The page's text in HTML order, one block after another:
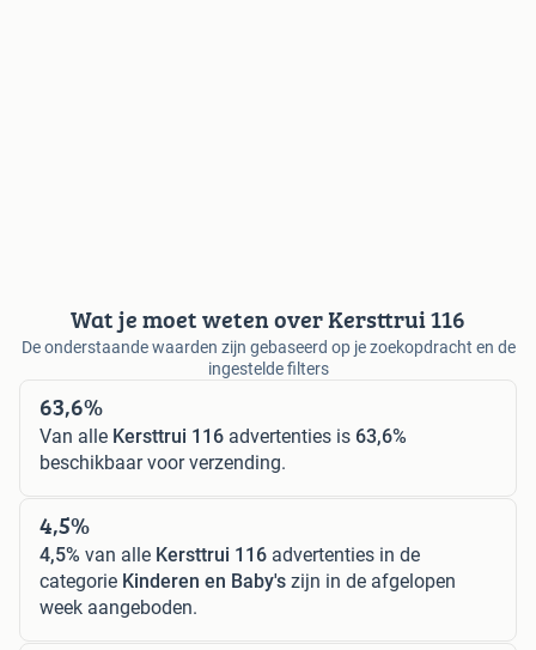
Wat je moet weten over Kersttrui 116
De onderstaande waarden zijn gebaseerd op je zoekopdracht en de
ingestelde filters
63,6%
Van alle Kersttrui 116 advertenties is 63,6%
beschikbaar voor verzending.
4,5%
4,5% van alle Kersttrui 116 advertenties in de
categorie Kinderen en Baby's zijn in de afgelopen
week aangeboden.